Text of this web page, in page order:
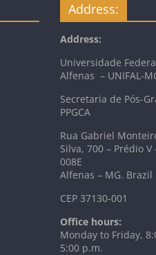
Address:
Address:
Universidade
Alfenas – UNIFAL-
Secretaria de Pós-
PPGCA
Rua Gabriel
Silva, 700 – Prédio V
008E
Alfenas – MG. Brazil
CEP 37130-001
Office hours:
Monday to Friday,
5:00 p.m.